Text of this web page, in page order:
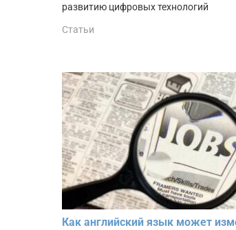
развитию цифровых технологий
Статьи
Как английский язык может